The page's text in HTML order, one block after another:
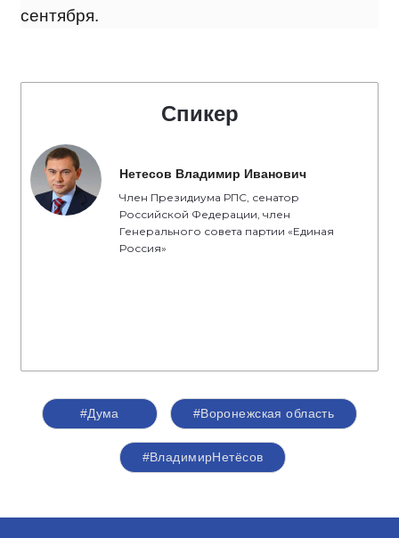
сентября.
Спикер
Нетесов Владимир Иванович
Член Президиума РПС, сенатор
Российской Федерации, член
Генерального совета партии «Единая
Россия»
#Дума #Воронежская область
#ВладимирНетёсов